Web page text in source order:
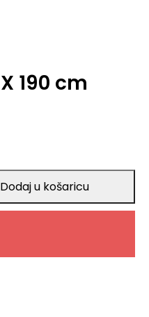
190 cm
Dodaj u košaricu